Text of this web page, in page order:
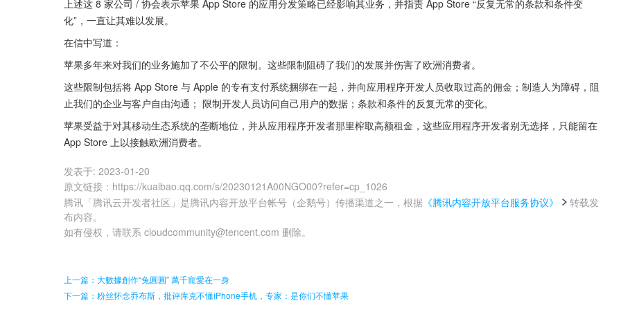
上述这 8 家公司 / 协会表示苹果 App Store 的应用分发策略已经影响其业务，并指责 App Store “反复无常的条款和条件变
化”，一直让其难以发展。
在信中写道：
苹果多年来对我们的业务施加了不公平的限制。这些限制阻碍了我们的发展并伤害了欧洲消费者。
这些限制包括将 App Store 与 Apple 的专有支付系统捆绑在一起，并向应用程序开发人员收取过高的佣金；制造人为障碍，阻
止我们的企业与客户自由沟通； 限制开发人员访问自己用户的数据；条款和条件的反复无常的变化。
苹果受益于对其移动生态系统的垄断地位，并从应用程序开发者那里榨取高额租金，这些应用程序开发者别无选择，只能留在
App Store 上以接触欧洲消费者。
发表于: 2023-01-20
原文链接 ： https://kuaibao.qq.com/s/20230121A00NGO00?refer=cp_1026
腾讯「腾讯云开发者社区」是腾讯内容开放平台帐号（企鹅号）传播渠道之一，根据 《腾讯内容开放平台服务协议》
转载发
布内容。
如有侵权，请联系 cloudcommunity@tencent.com 删除。
上一篇：大數據創作“兔圓圓” 萬千寵愛在一身
下一篇：粉丝怀念乔布斯，批评库克不懂iPhone手机，专家：是你们不懂苹果